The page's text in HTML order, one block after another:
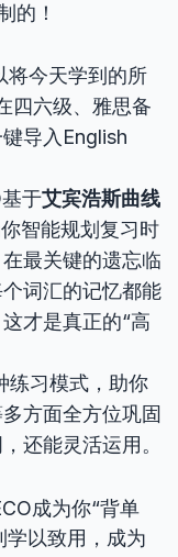
的！
将今天学到的所
四六级、雅思备
导入English
于艾宾浩斯曲线
你智能规划复习时
最关键的遗忘临
词汇的记忆都能
才是真正的“高
练习模式，助你
方面全方位巩固
还能灵活运用。
成为你“背单
学以致用，成为